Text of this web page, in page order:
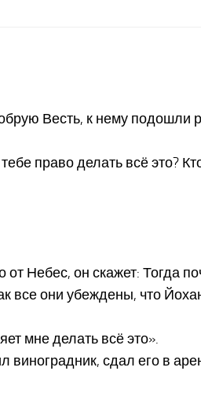
Весть, к нему подошли
право делать всё это?
Небес, он скажет: Тогда
все они убеждены, что
мне делать всё это».
сдал его в